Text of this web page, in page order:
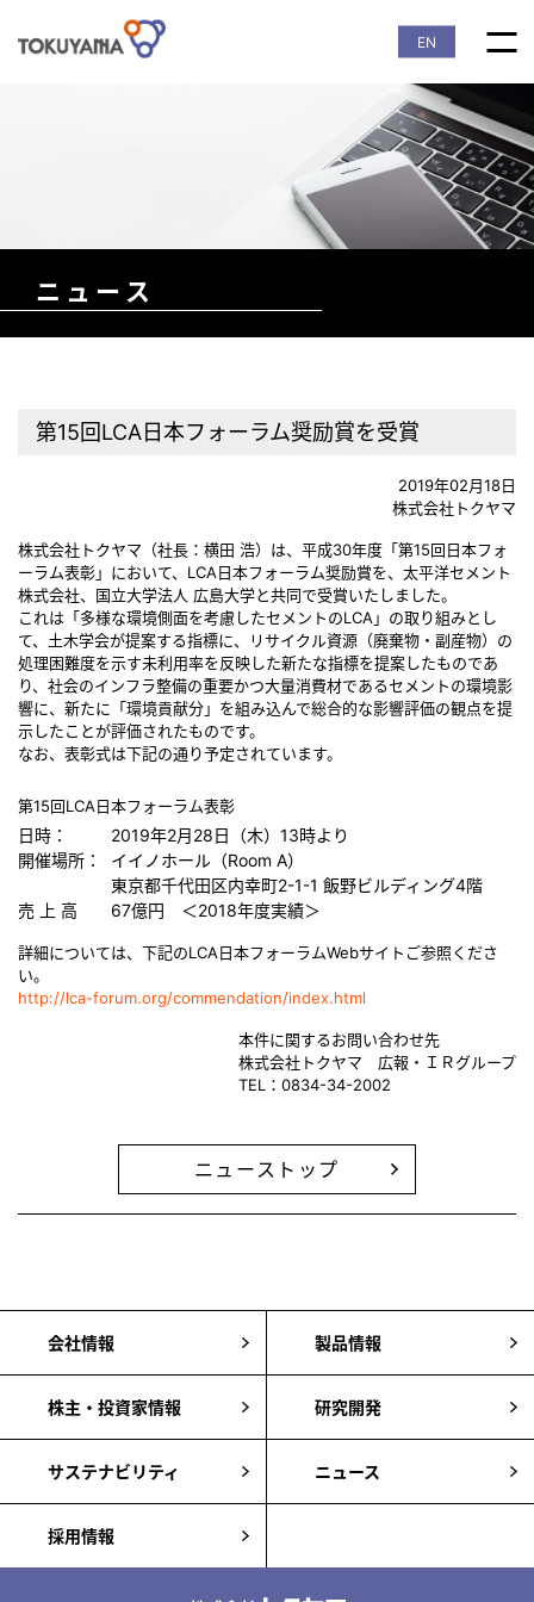
EN
ニュース
第15回LCA日本フォーラム奨励賞を受賞
2019年02月18日
株式会社トクヤマ
株式会社トクヤマ（社長：横田 浩）は、平成30年度「第15回日本フォ
ーラム表彰」において、LCA日本フォーラム奨励賞を、太平洋セメント
株式会社、国立大学法人 広島大学と共同で受賞いたしました。
これは「多様な環境側面を考慮したセメントのLCA」の取り組みとし
て、土木学会が提案する指標に、リサイクル資源（廃棄物・副産物）の
処理困難度を示す未利用率を反映した新たな指標を提案したものであ
り、社会のインフラ整備の重要かつ大量消費材であるセメントの環境影
響に、新たに「環境貢献分」を組み込んで総合的な影響評価の観点を提
示したことが評価されたものです。
なお、表彰式は下記の通り予定されています。
第15回LCA日本フォーラム表彰
日時：
2019年2月28日（木）13時より
開催場所：
イイノホール（Room A）
東京都千代田区内幸町2-1-1 飯野ビルディング4階
売 上 高
67億円 ＜2018年度実績＞
詳細については、下記のLCA日本フォーラムWebサイトご参照くださ
い。
http://lca-forum.org/commendation/index.html
本件に関するお問い合わせ先
株式会社トクヤマ 広報・ＩＲグループ
TEL：0834-34-2002
ニューストップ
会社情報 製品情報
株主・投資家情報 研究開発
サステナビリティ ニュース
採用情報